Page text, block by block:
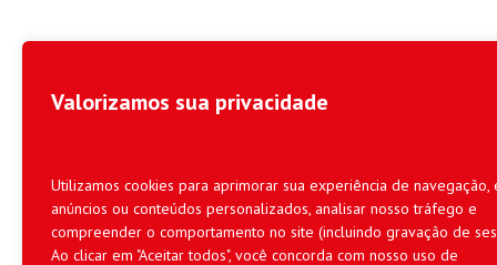
Valorizamos sua privacidade
Utilizamos cookies para aprimorar sua experiência de navegação,
anúncios ou conteúdos personalizados, analisar nosso tráfego e
compreender o comportamento no site (incluindo gravação de
Ao clicar em "Aceitar todos", você concorda com nosso uso de